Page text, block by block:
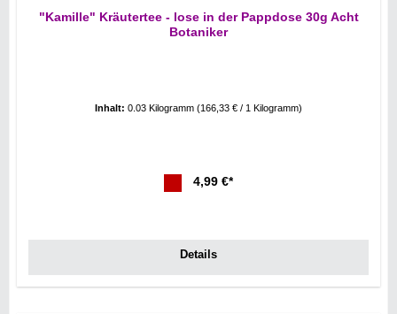
"Kamille" Kräutertee - lose in der Pappdose 30g Acht
Botaniker
Inhalt: 0.03 Kilogramm (166,33 € / 1 Kilogramm)
4,99 €*
Details